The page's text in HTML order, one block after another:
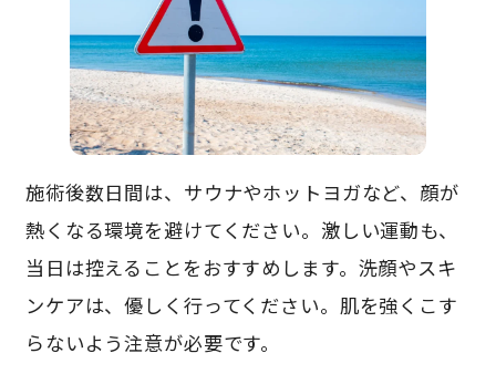
施術後数日間は、サウナやホットヨガなど、顔が
熱くなる環境を避けてください。激しい運動も、
当日は控えることをおすすめします。洗顔やスキ
ンケアは、優しく行ってください。肌を強くこす
らないよう注意が必要です。